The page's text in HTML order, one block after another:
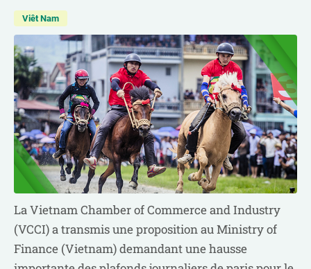
LIENS UTILES
ÉVÉNEMENTS
Viêt Nam
La Vietnam Chamber of Commerce and Industry
(VCCI) a transmis une proposition au Ministry of
Finance (Vietnam) demandant une hausse